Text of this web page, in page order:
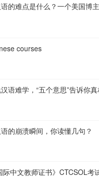
的难点是什么？一个美国博
courses
语难学，“五个意思”告诉你真
的崩溃瞬间，你读懂几句？
际中文教师证书》CTCSOL考